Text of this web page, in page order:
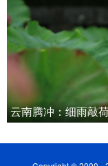
云南腾冲：细雨敲